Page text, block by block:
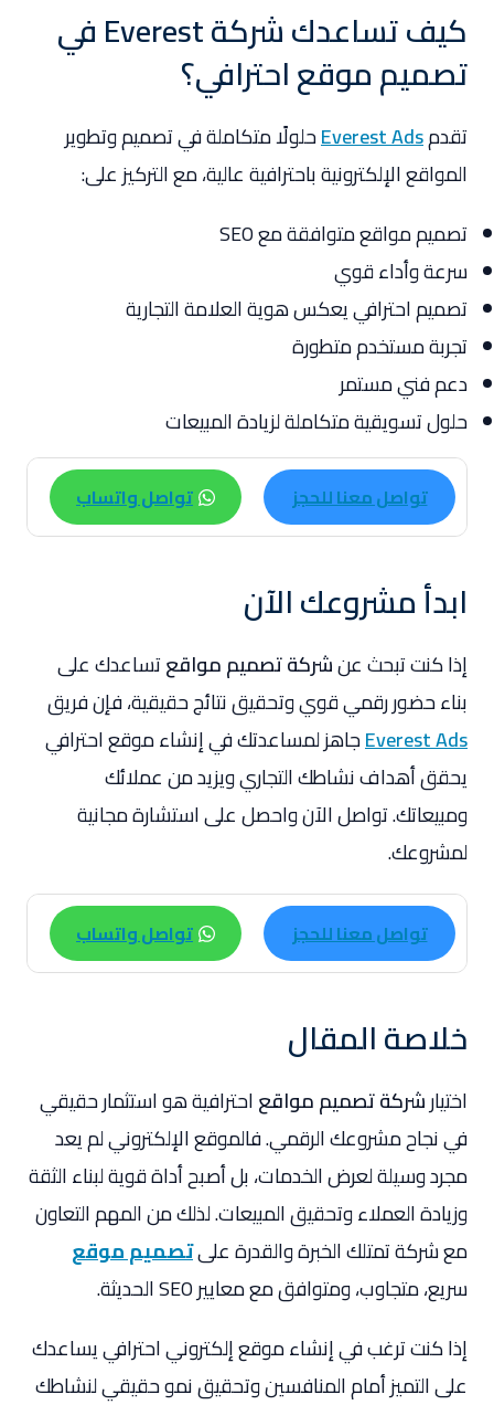
كيف تساعدك شركة Everest في
تصميم موقع احترافي؟
تقدمEverest Adsحلولًا متكاملة في تصميم وتطوير
المواقع الإلكترونية باحترافية عالية، مع التركيز على:
تصميم مواقع متوافقة مع SEO
سرعة وأداء قوي
تصميم احترافي يعكس هوية العلامة التجارية
تجربة مستخدم متطورة
دعم فني مستمر
حلول تسويقية متكاملة لزيادة المبيعات
تواصل معنا للحجز تواصل واتساب
ابدأ مشروعك الآن
إذا كنت تبحث عنشركة تصميم مواقعتساعدك على
بناء حضور رقمي قوي وتحقيق نتائج حقيقية، فإن فريق
Everest Adsجاهز لمساعدتك في إنشاء موقع احترافي
يحقق أهداف نشاطك التجاري ويزيد من عملائك
ومبيعاتك. تواصل الآن واحصل على استشارة مجانية
لمشروعك.
تواصل معنا للحجز تواصل واتساب
خلاصة المقال
اختيارشركة تصميم مواقعاحترافية هو استثمار حقيقي
في نجاح مشروعك الرقمي. فالموقع الإلكتروني لم يعد
مجرد وسيلة لعرض الخدمات، بل أصبح أداة قوية لبناء الثقة
وزيادة العملاء وتحقيق المبيعات. لذلك من المهم التعاون
مع شركة تمتلك الخبرة والقدرة علىتصميم موقع
سريع، متجاوب، ومتوافق مع معايير SEO الحديثة.
إذا كنت ترغب في إنشاء موقع إلكتروني احترافي يساعدك
على التميز أمام المنافسين وتحقيق نمو حقيقي لنشاطك